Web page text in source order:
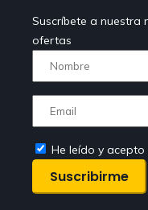
Suscríbete a nuestra
ofertas
He leído y